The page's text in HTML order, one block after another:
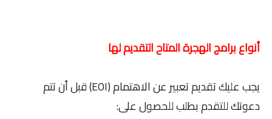
أنواع برامج الهجرة المتاح التقديم لها
يجب عليك تقديم تعبير عن الاهتمام (EOI) قبل أن تتم
دعوتك للتقدم بطلب للحصول على: